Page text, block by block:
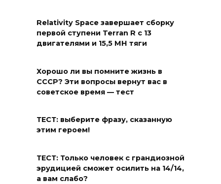
Relativity Space завершает сборку
первой ступени Terran R с 13
двигателями и 15,5 МН тяги
Хорошо ли вы помните жизнь в
СССР? Эти вопросы вернут вас в
советское время — тест
ТЕСТ: выберите фразу, сказанную
этим героем!
ТЕСТ: Только человек с грандиозной
эрудицией сможет осилить на 14/14,
а вам слабо?